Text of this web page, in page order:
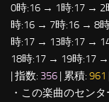
0時:16 → 1時:17 →
時:16 → 7時:16 → 8
時:17 → 13時:17 →
18時:17 → 19時:17
| 指数: 356 | 累積: 961
・この楽曲のセン